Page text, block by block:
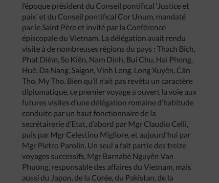
l’époque président du Conseil pontifical ‘Justice et
paix’ et du Conseil pontifical Cor Unum, mandaté
par le Saint Père et invité par la Conférence
épiscopale du Vietnam. La délégation avait rendu
visite à de nombreuses régions du pays : Thach Bich,
Phat Diêm, So Kiên, Nam Dinh, Bui Chu, Hai Phong,
Huê, Da Nang, Saigon, Vinh Long, Long Xuyên, Cân
Tho, My Tho. Bien qu’il n’ait pas revêtu un caractère
diplomatique, ce premier voyage a ouvert la voie aux
futures visites d’une délégation romaine d’habitude
conduite par un haut fonctionnaire de la
secrétairerie d’Etat, d’abord par Mgr Claudio Celli,
puis par Mgr Celestino Migliore, et aujourd’hui par
Mgr Pietro Parolin. Un seul a fait partie des treize
voyages successifs, Mgr Barnabé Nguyên Van
Phuong, responsable des affaires du Vietnam, mais
aussi du Japon, de la Corée, du Pakistan, de la